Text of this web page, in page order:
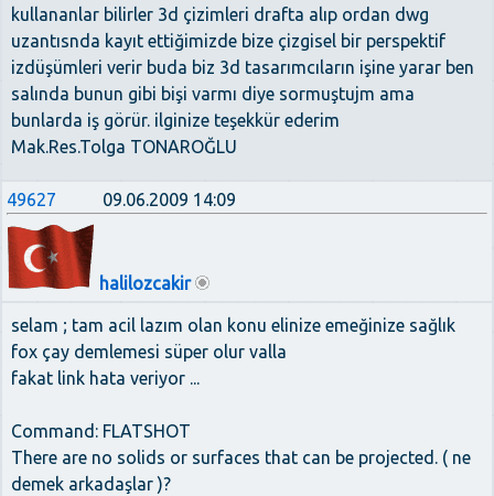
kullananlar bilirler 3d çizimleri drafta alıp ordan dwg
uzantısnda kayıt ettiğimizde bize çizgisel bir perspektif
izdüşümleri verir buda biz 3d tasarımcıların işine yarar ben
salında bunun gibi bişi varmı diye sormuştujm ama
bunlarda iş görür. ilginize teşekkür ederim
Mak.Res.Tolga TONAROĞLU
49627 09.06.2009 14:09
halilozcakir
selam ; tam acil lazım olan konu elinize emeğinize sağlık
fox çay demlemesi süper olur valla
fakat link hata veriyor ...
Command: FLATSHOT
There are no solids or surfaces that can be projected. ( ne
demek arkadaşlar )?